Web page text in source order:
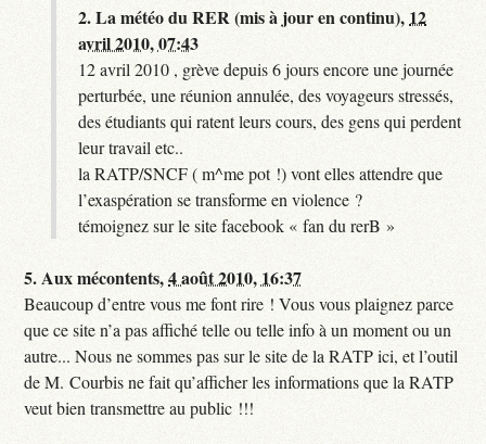
2.La météo du RER (mis à jour en continu), 12
avril 2010, 07:43
12 avril 2010 , grève depuis 6 jours encore une journée
perturbée, une réunion annulée, des voyageurs stressés,
des étudiants qui ratent leurs cours, des gens qui perdent
leur travail etc..
la RATP/SNCF ( m^me pot !) vont elles attendre que
l’exaspération se transforme en violence ?
témoignez sur le site facebook « fan du rerB »
5.Aux mécontents,4 août 2010, 16:37
Beaucoup d’entre vous me font rire ! Vous vous plaignez parce
que ce site n’a pas affiché telle ou telle info à un moment ou un
autre... Nous ne sommes pas sur le site de la RATP ici, et l’outil
de M. Courbis ne fait qu’afficher les informations que la RATP
veut bien transmettre au public !!!